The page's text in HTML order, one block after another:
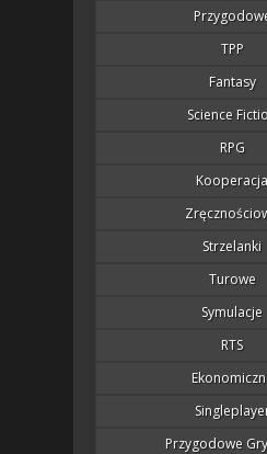
TPP
Fantasy
Science
RPG
Kooperacja
Strzelanki
Turowe
Symulacje
RTS
Przygodowe